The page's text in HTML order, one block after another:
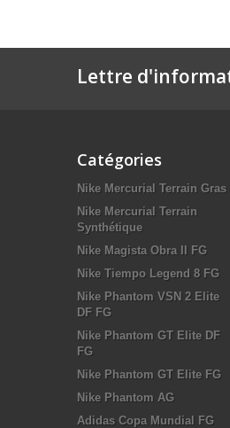
Lettre
Catégories
Nike Mercurial Terrain Gras
Nike Mercurial Terrain
Synthétique
Nike Magista Obra II FG
Nike Tiempo Legend 8 FG
Nike Phantom VSN 2 Elite
DF FG
Nike Phantom GT Elite DF
FG
Nike Phantom GT Elite FG
Nike Phantom AG
Adidas Copa Mundial FG